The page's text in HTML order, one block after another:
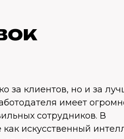
за клиентов, но и за
имеет
сотрудников. В
искусственный